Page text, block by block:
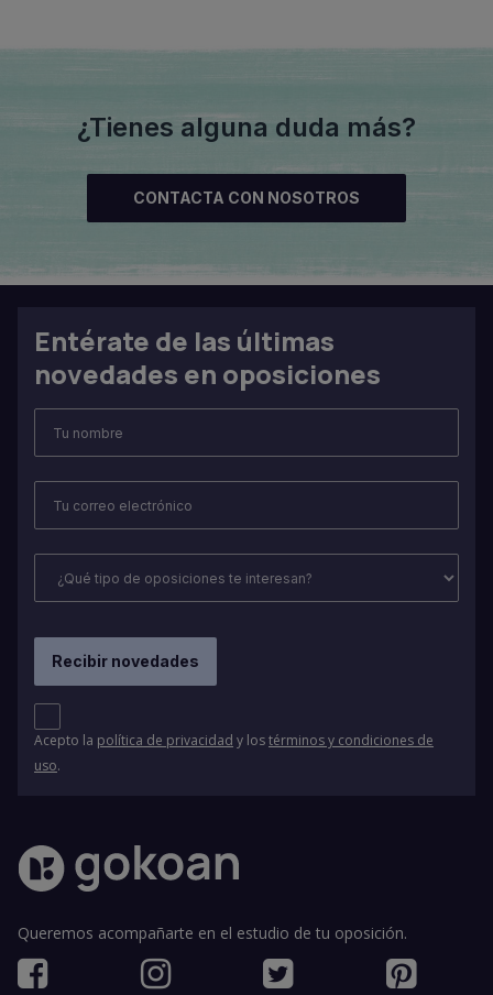
¿Tienes alguna duda más?
CONTACTA CON NOSOTROS
Entérate de las últimas
novedades en oposiciones
Acepto la política de privacidad y lostérminos y condiciones de
uso.
Queremos acompañarte en el estudio de tu oposición.